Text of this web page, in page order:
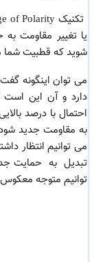
تکنیک Change of Polarity در
یا تغییر مقاومت
شوید که قطبیت
می توان اینگونه
دارد و آن این
احتمال با درصد
به مقاومت جدید
می توانیم انتظار
تبدیل به حمایت
توانیم متوجه